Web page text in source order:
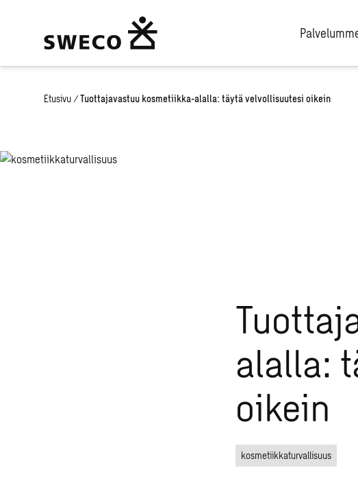
Etusivu / Tuottajavastuu kosmetiikka-alalla: täytä velvollisuutesi oikein
alalla:
oikein
kosmetiikkaturvallisuus